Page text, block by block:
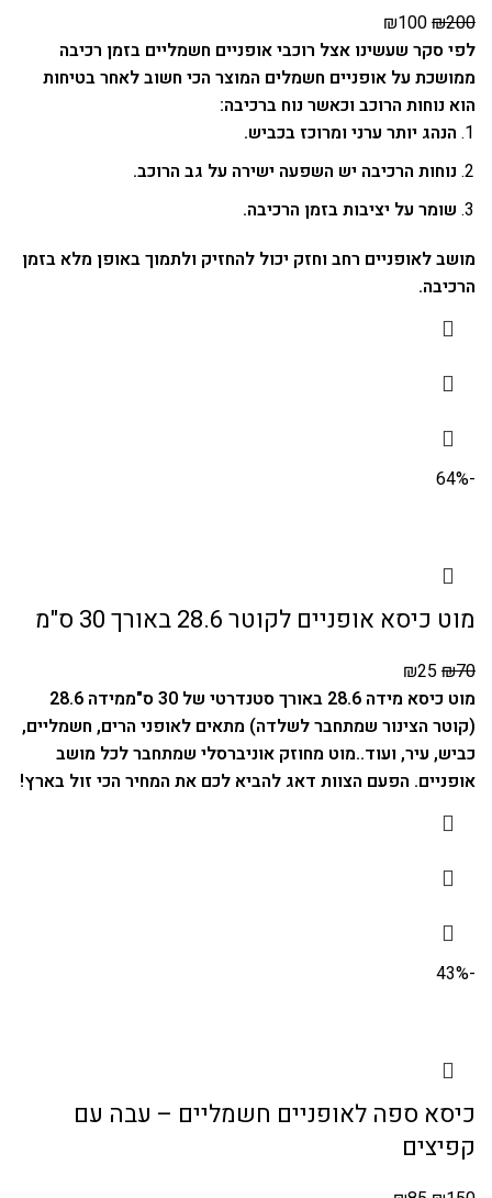
₪200
₪100
לפי סקר שעשינו אצל רוכבי אופניים חשמליים בזמן רכיבה
ממושכת על אופניים חשמלים המוצר הכי חשוב לאחר בטיחות
הוא נוחות הרוכב וכאשר נוח ברכיבה:
הנהג יותר ערני ומרוכז בכביש.
נוחות הרכיבה יש השפעה ישירה על גב הרוכב.
שומר על יציבות בזמן הרכיבה.
מושב לאופניים רחב וחזק יכול להחזיק ולתמוך באופן מלא בזמן
הרכיבה.
-64%
מוט כיסא אופניים לקוטר 28.6 באורך 30 ס"מ
₪70
₪25
מוט כיסא מידה 28.6 באורך סטנדרטי של 30 ס"מ
מידה 28.6
(קוטר הצינור שמתחבר לשלדה) מתאים לאופני הרים, חשמליים,
כביש, עיר, ועוד..מוט מחוזק אוניברסלי שמתחבר לכל מושב
אופניים. הפעם הצוות דאג להביא לכם את המחיר הכי זול בארץ!
-43%
כיסא ספה לאופניים חשמליים – עבה עם
קפיצים